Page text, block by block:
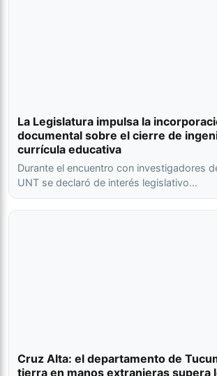
La Legislatura impulsa la
documental sobre el cierre de
currícula educativa
Durante el encuentro con investigadores
UNT se declaró de interés legislativo…
Cruz Alta: el departamento de
tierra en manos extranjeras supera